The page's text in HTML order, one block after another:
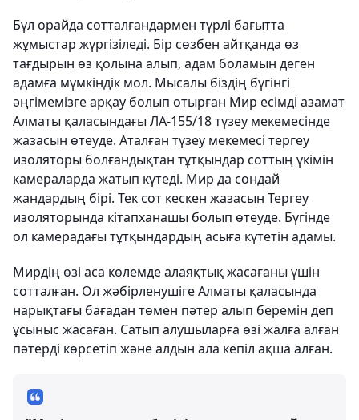
Бұл орайда сотталғандармен түрлі бағытта
жұмыстар жүргізіледі. Бір сөзбен айтқанда өз
тағдырын өз қолына алып, адам боламын деген
адамға мүмкіндік мол. Мысалы біздің бүгінгі
әңгімемізге арқау болып отырған Мир есімді азамат
Алматы қаласындағы ЛА-155/18 түзеу мекемесінде
жазасын өтеуде. Аталған түзеу мекемесі тергеу
изоляторы болғандықтан тұтқындар соттың үкімін
камераларда жатып күтеді. Мир да сондай
жандардың бірі. Тек сот кескен жазасын Тергеу
изоляторында кітапханашы болып өтеуде. Бүгінде
ол камерадағы тұтқындардың асыға күтетін адамы.
Мирдің өзі аса көлемде алаяқтық жасағаны үшін
сотталған. Ол жәбірленушіге Алматы қаласында
нарықтағы бағадан төмен пәтер алып беремін деп
ұсыныс жасаған. Сатып алушыларға өзі жалға алған
пәтерді көрсетіп және алдын ала кепіл ақша алған.